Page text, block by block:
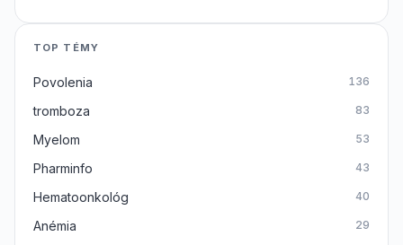
TOP TÉMY
Povolenia 136
tromboza 83
Myelom 53
Pharminfo 43
Hematoonkológ 40
Anémia 29